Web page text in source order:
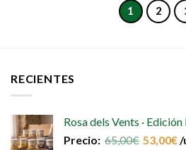
1 2
RECIENTES
Rosa dels Vents ·
Precio: 65,00€ 53,00€/